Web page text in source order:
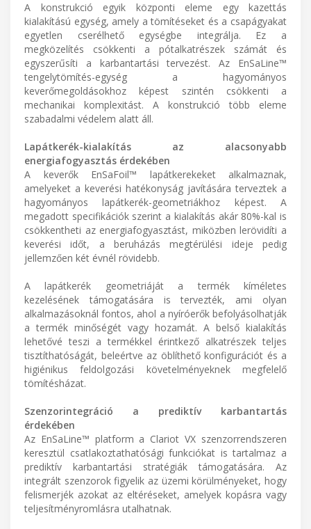
A konstrukció egyik központi eleme egy kazettás
kialakítású egység, amely a tömítéseket és a csapágyakat
egyetlen cserélhető egységbe integrálja. Ez a
megközelítés csökkenti a pótalkatrészek számát és
egyszerűsíti a karbantartási tervezést. Az EnSaLine™
tengelytömítés-egység a hagyományos
keverőmegoldásokhoz képest szintén csökkenti a
mechanikai komplexitást. A konstrukció több eleme
szabadalmi védelem alatt áll.
Lapátkerék-kialakítás az alacsonyabb
energiafogyasztás érdekében
A keverők EnSaFoil™ lapátkerekeket alkalmaznak,
amelyeket a keverési hatékonyság javítására terveztek a
hagyományos lapátkerék-geometriákhoz képest. A
megadott specifikációk szerint a kialakítás akár 80%-kal is
csökkentheti az energiafogyasztást, miközben lerövidíti a
keverési időt, a beruházás megtérülési ideje pedig
jellemzően két évnél rövidebb.
A lapátkerék geometriáját a termék kíméletes
kezelésének támogatására is tervezték, ami olyan
alkalmazásoknál fontos, ahol a nyíróerők befolyásolhatják
a termék minőségét vagy hozamát. A belső kialakítás
lehetővé teszi a termékkel érintkező alkatrészek teljes
tisztíthatóságát, beleértve az öblíthető konfigurációt és a
higiénikus feldolgozási követelményeknek megfelelő
tömítésházat.
Szenzorintegráció a prediktív karbantartás
érdekében
Az EnSaLine™ platform a Clariot VX szenzorrendszeren
keresztül csatlakoztathatósági funkciókat is tartalmaz a
prediktív karbantartási stratégiák támogatására. Az
integrált szenzorok figyelik az üzemi körülményeket, hogy
felismerjék azokat az eltéréseket, amelyek kopásra vagy
teljesítményromlásra utalhatnak.